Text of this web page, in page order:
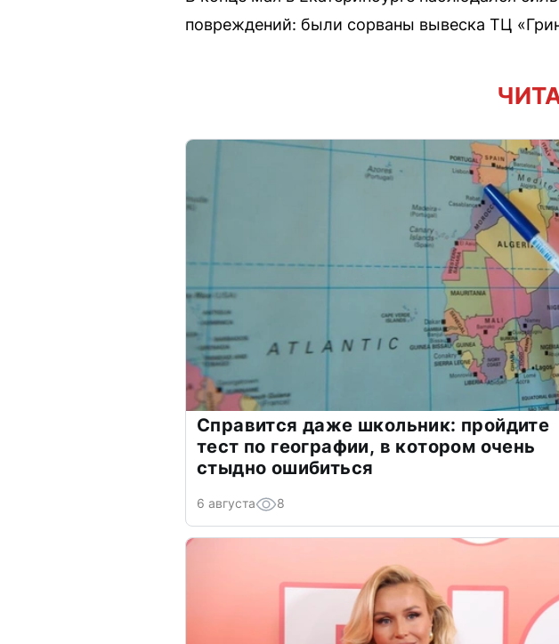
повреждений: были сорваны вывеска ТЦ
Справится даже школьник: пройдите
тест по географии, в котором очень
стыдно ошибиться
6 августа 8